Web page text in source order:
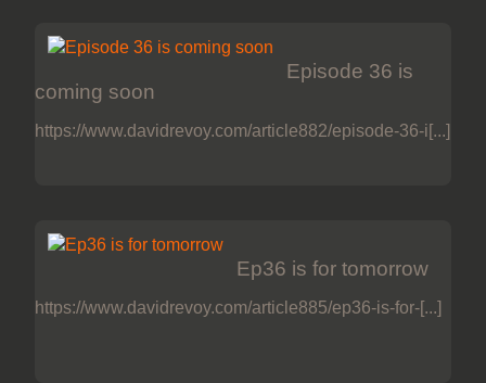
Episode 36 is
coming soon
https://www.davidrevoy.com/article882/episode-36-i[...]
Ep36 is for tomorrow
https://www.davidrevoy.com/article885/ep36-is-for-[...]